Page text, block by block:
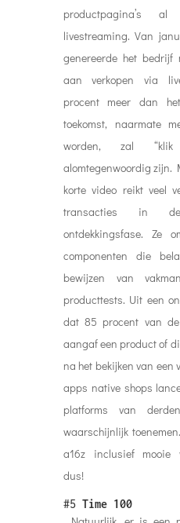
productpagina’s
livestreaming. Van
genereerde het
aan verkopen via
procent meer dan
toekomst, naarmate
worden, zal
alomtegenwoordig zijn.
korte video reikt veel
transacties in
ontdekkingsfase. Ze
componenten die
bewijzen van
producttests. Uit een
dat 85 procent van
aangaf een product of
na het bekijken van een
apps native shops
platforms van
waarschijnlijk
a16z inclusief mooie
dus!
#5 Time 100